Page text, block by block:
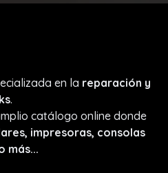
en la reparación y
.
catálogo online donde
impresoras, consolas
más...